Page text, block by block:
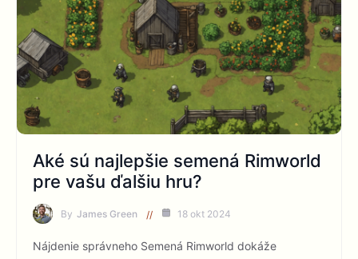
Aké sú najlepšie semená Rimworld
pre vašu ďalšiu hru?
By James Green 18 okt 2024
Nájdenie správneho Semená Rimworld dokáže